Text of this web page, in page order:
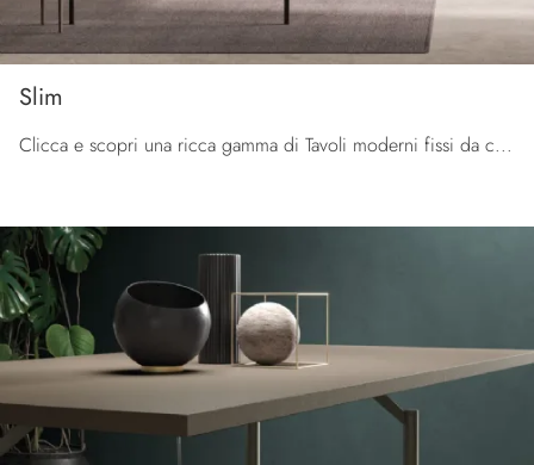
Slim
Clicca e scopri una ricca gamma di Tavoli moderni fissi da cucina! Il modello Slim di Orme ti sta aspettando.